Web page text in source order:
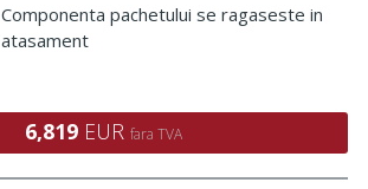
Componenta pachetului se ragaseste in
atasament
6,819 EUR fara TVA